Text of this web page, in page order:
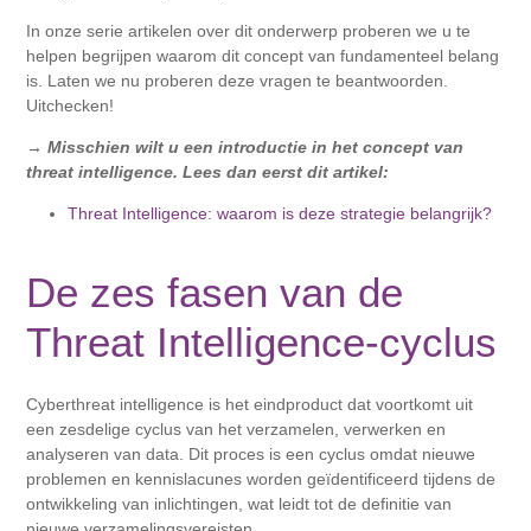
In onze serie artikelen over dit onderwerp proberen we u te
helpen begrijpen waarom dit concept van fundamenteel belang
is. Laten we nu proberen deze vragen te beantwoorden.
Uitchecken!
→ Misschien wilt u een introductie in het concept van
threat intelligence. Lees dan eerst dit artikel:
Threat Intelligence: waarom is deze strategie belangrijk?
De zes fasen van de
Threat Intelligence-cyclus
Cyberthreat intelligence is het eindproduct dat voortkomt uit
een zesdelige cyclus van het verzamelen, verwerken en
analyseren van data. Dit proces is een cyclus omdat nieuwe
problemen en kennislacunes worden geïdentificeerd tijdens de
ontwikkeling van inlichtingen, wat leidt tot de definitie van